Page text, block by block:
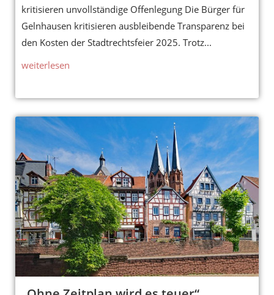
kritisieren unvollständige Offenlegung Die Bürger für
Gelnhausen kritisieren ausbleibende Transparenz bei
den Kosten der Stadtrechtsfeier 2025. Trotz...
weiterlesen